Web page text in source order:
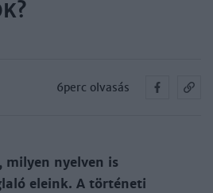
6perc olvasás
milyen nyelven is
eleink. A történeti